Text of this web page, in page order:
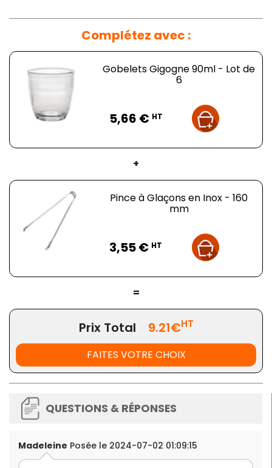
Complétez avec :
Gobelets Gigogne 90ml - Lot de
6
5,66 € HT
+
Pince à Glaçons en Inox - 160
mm
3,55 € HT
=
Prix Total 9.21€HT
FAITES VOTRE CHOIX
QUESTIONS & RÉPONSES
Madeleine Posée le 2024-07-02 01:09:15